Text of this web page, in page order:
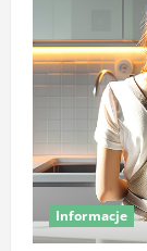
Informacje